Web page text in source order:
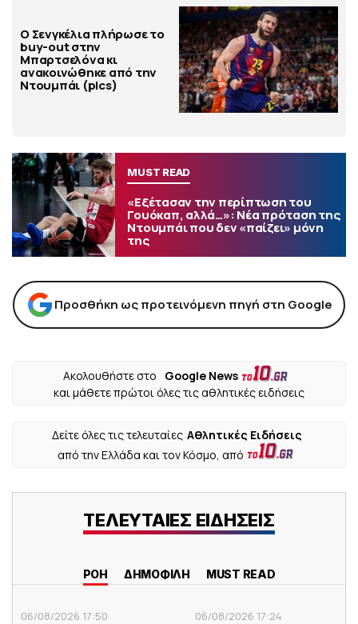
Ο Σενγκέλια πλήρωσε το
buy-out στην
Μπαρτσελόνα κι
ανακοινώθηκε από την
Ντουμπάι (pics)
MUST READ
«Εξέτασαν την περίπτωση του
Γουόκαπ, αλλά…»: Νέα πρόταση της
Ντουμπάι που δεν «παίζει» μόνη
της
Προσθήκη ως προτεινόμενη πηγή στη Google
Ακολουθήστε στο
Google News
και μάθετε πρώτοι όλες τις αθλητικές ειδήσεις
Δείτε όλες τις τελευταίες Αθλητικές Ειδήσεις
από την Ελλάδα και τον Κόσμο, από
ΤΕΛΕΥΤΑΙΕΣ ΕΙΔΗΣΕΙΣ
ΡΟΗ ΔΗΜΟΦΙΛΗ MUST READ
06/08/2026 17:50 06/08/2026 17:24